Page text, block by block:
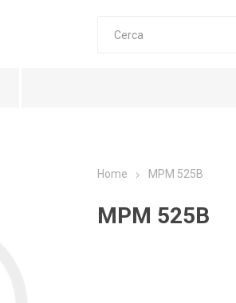
Home MPM 525B
MPM 525B